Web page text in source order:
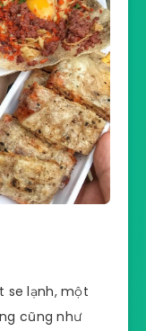
se lạnh, một
cũng như